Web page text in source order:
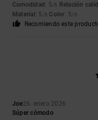
Comodidad : 5/5 Relación
Material : 5 /5 Color: 5/5
Recomiendo este
Joe26. enero 2026
Súper cómodo